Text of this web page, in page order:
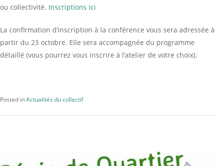
ou collectivité. Inscriptions ici
La confirmation d’inscription à la conférence vous sera adressée à
partir du 23 octobre. Elle sera accompagnée du programme
détaillé (vous pourrez vous inscrire à l’atelier de votre choix).
Posted inActualités du collectif